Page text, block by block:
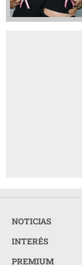
NOTICIAS
INTERÉS
PREMIUM